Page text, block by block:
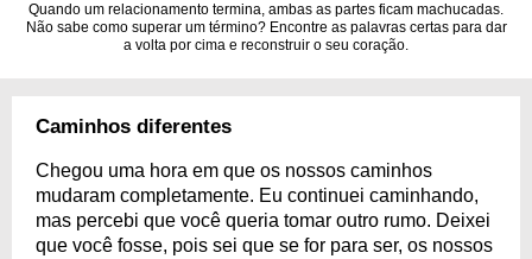
Quando um relacionamento termina, ambas as partes ficam machucadas.
Não sabe como superar um término? Encontre as palavras certas para dar
a volta por cima e reconstruir o seu coração.
Caminhos diferentes
Chegou uma hora em que os nossos caminhos
mudaram completamente. Eu continuei caminhando,
mas percebi que você queria tomar outro rumo. Deixei
que você fosse, pois sei que se for para ser, os nossos